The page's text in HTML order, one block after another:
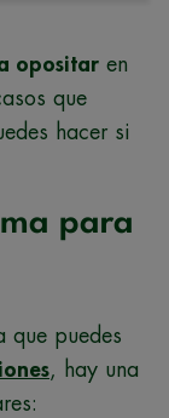
opositar en
que
hacer si
para
que puedes
, hay una